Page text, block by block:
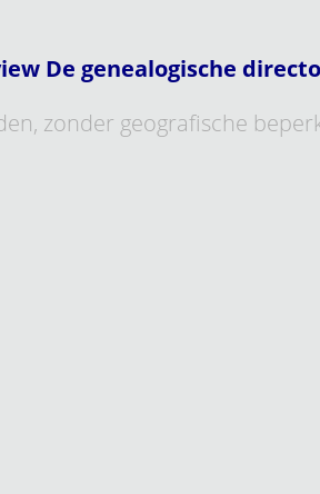
De genealogische
zonder geografische